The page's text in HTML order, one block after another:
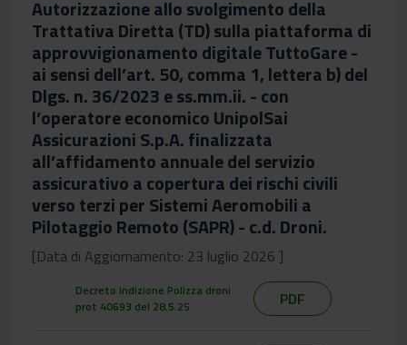
Autorizzazione allo svolgimento della
Trattativa Diretta (TD) sulla piattaforma di
approvvigionamento digitale TuttoGare -
ai sensi dell’art. 50, comma 1, lettera b) del
Dlgs. n. 36/2023 e ss.mm.ii. - con
l’operatore economico UnipolSai
Assicurazioni S.p.A. finalizzata
all’affidamento annuale del servizio
assicurativo a copertura dei rischi civili
verso terzi per Sistemi Aeromobili a
Pilotaggio Remoto (SAPR) - c.d. Droni.
[Data di Aggiornamento: 23 luglio 2026 ]
Decreto indizione Polizza droni
prot 40693 del 28.5.25
PDF